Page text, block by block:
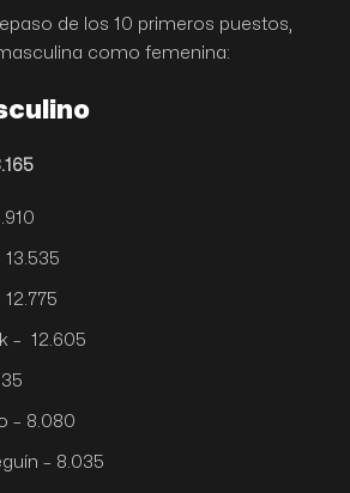
de los 10 primeros puestos,
como femenina:
– 12.605
– 8.080
– 8.035